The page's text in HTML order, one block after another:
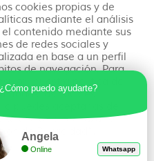
optan por aventurarse
destinos y vivir
cookies propias y de
mediante el análisis
contenido mediante sus
de redes sociales y
en base a un perfil
de navegación. Para
nuestra política de
todas las cookies
puedes aceptarlas de
o rechazar su
de Privacidad”.
¿Cómo puedo ayudarte?
Angela
Online Whatsapp